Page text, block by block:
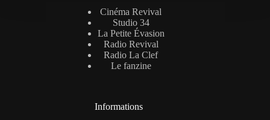
Cinéma Revival
Studio 34
La Petite Évasion
Radio Revival
Radio La Clef
Le fanzine
Informations